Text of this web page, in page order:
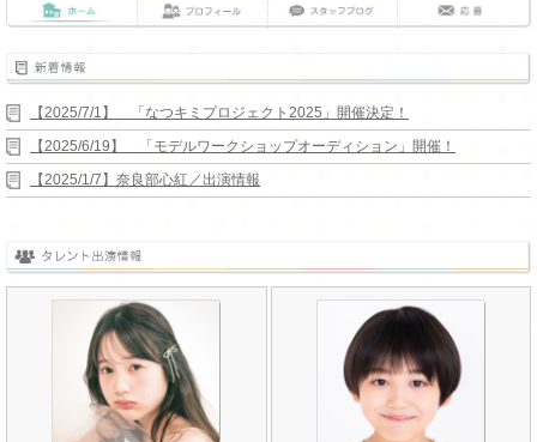
【2025/7/1】 「なつキミプロジェクト2025」開催決定！
【2025/6/19】 「モデルワークショップオーディション」開催！
【2025/1/7】奈良部心紅／出演情報